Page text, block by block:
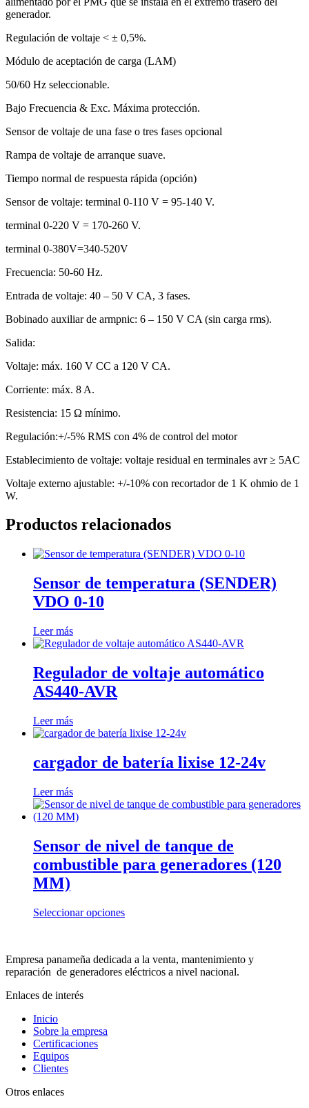
generador.
Regulación de voltaje < ± 0,5%.
Módulo de aceptación de carga (LAM)
50/60 Hz seleccionable.
Bajo Frecuencia & Exc. Máxima protección.
Sensor de voltaje de una fase o tres fases opcional
Rampa de voltaje de arranque suave.
Tiempo normal de respuesta rápida (opción)
Sensor de voltaje: terminal 0-110 V = 95-140 V.
terminal 0-220 V = 170-260 V.
terminal 0-380V=340-520V
Frecuencia: 50-60 Hz.
Entrada de voltaje: 40 – 50 V CA, 3 fases.
Bobinado auxiliar de armpnic: 6 – 150 V CA (sin carga rms).
Salida:
Voltaje: máx. 160 V CC a 120 V CA.
Corriente: máx. 8 A.
Resistencia: 15 Ω mínimo.
Regulación:+/-5% RMS con 4% de control del motor
Establecimiento de voltaje: voltaje residual en terminales avr ≥ 5AC
Voltaje externo ajustable: +/-10% con recortador de 1 K ohmio de 1
W.
Productos relacionados
Sensor de temperatura (SENDER)
VDO 0-10
Leer más
Regulador de voltaje automático
AS440-AVR
Leer más
cargador de batería lixise 12-24v
Leer más
Sensor de nivel de tanque de
combustible para generadores (120
MM)
Seleccionar opciones
múltiples
variantes.
opciones
pueden
elegir
en
la
página
producto
Empresa panameña dedicada a la venta, mantenimiento y
reparación de generadores eléctricos a nivel nacional.
Enlaces de interés
Inicio
Sobre la empresa
Certificaciones
Equipos
Clientes
Otros enlaces